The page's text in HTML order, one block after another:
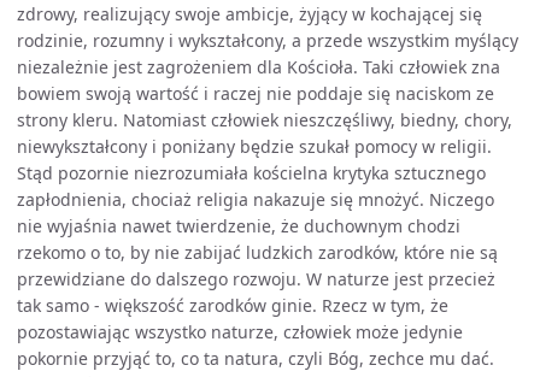
zdrowy, realizujący swoje ambicje, żyjący w kochającej się
rodzinie, rozumny i wykształcony, a przede wszystkim myślący
niezależnie jest zagrożeniem dla Kościoła. Taki człowiek zna
bowiem swoją wartość i raczej nie poddaje się naciskom ze
strony kleru. Natomiast człowiek nieszczęśliwy, biedny, chory,
niewykształcony i poniżany będzie szukał pomocy w religii.
Stąd pozornie niezrozumiała kościelna krytyka sztucznego
zapłodnienia, chociaż religia nakazuje się mnożyć. Niczego
nie wyjaśnia nawet twierdzenie, że duchownym chodzi
rzekomo o to, by nie zabijać ludzkich zarodków, które nie są
przewidziane do dalszego rozwoju. W naturze jest przecież
tak samo - większość zarodków ginie. Rzecz w tym, że
pozostawiając wszystko naturze, człowiek może jedynie
pokornie przyjąć to, co ta natura, czyli Bóg, zechce mu dać.